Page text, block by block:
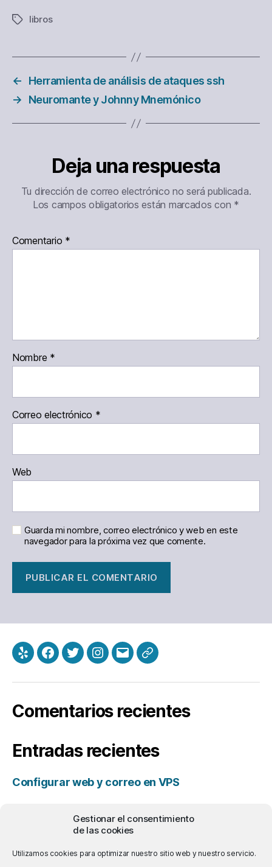
Gestionar el consentimiento
de las cookies
Utilizamos cookies para optimizar nuestro sitio web y nuestro servicio.
Etiquetas
libros
←
Herramienta de análisis de ataques ssh
→
Neuromante y Johnny Mnemónico
Deja una respuesta
Tu dirección de correo electrónico no será publicada.
Los campos obligatorios están marcados con *
Comentario *
Nombre *
Correo electrónico *
Web
Guarda mi nombre, correo electrónico y web en este
navegador para la próxima vez que comente.
Yelp Facebook
TwitterInstagram
CorreoPolítica
(UE)
Comentarios recientes
Entradas recientes
Configurar web y correo en VPS